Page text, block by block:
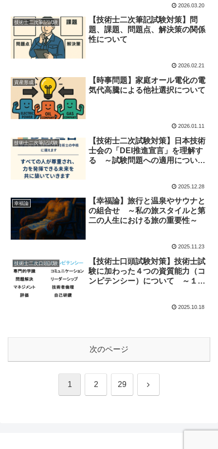
2026.03.20
技術士二次筆記試験
【技術士二次筆記試験対策】問
題、課題、問題点、解決策の関係
性について
2026.02.21
資産形成
【時事問題】家庭オール電化の電
気代高騰による他社選択について
2026.01.11
技術士二次筆記試験
【技術士二次試験対策】日本技術
士会の「DEI推進宣言」を理解す
る ～試験問題への適用について
2025.12.28
幸福論
【幸福論】旅行と温泉やサウナと
の組合せ ～私の旅スタイルと第
二の人生における旅の重要性～
2025.11.23
技術士二次口頭試験
【技術士口頭試験対策】技術士試
験に加わった４つの資質能力（コ
ンピテンシー）について ～１０
2025.10.18
次のページ
1 2 29 次